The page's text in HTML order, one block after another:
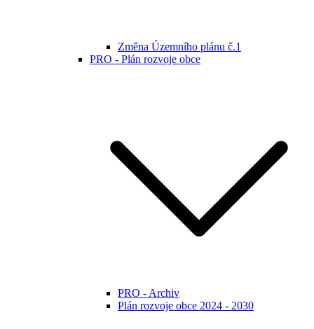
Změna Územního plánu č.1
PRO - Plán rozvoje obce
PRO - Archiv
Plán rozvoje obce 2024 - 2030